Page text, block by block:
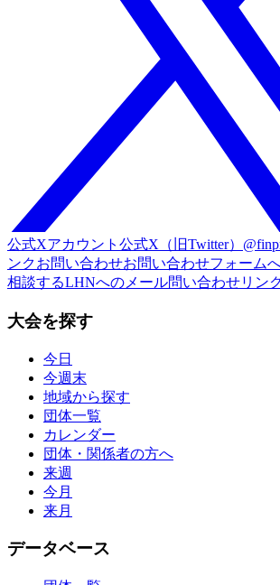
公式Xアカウント 公式X（旧Twitter）
ンクお問い合わせお問い合わせフォーム
相談するLHNへのメール問い合わせリン
大会を探す
今日
今週末
地域から探す
団体一覧
カレンダー
団体・関係者の方へ
来週
今月
来月
データベース